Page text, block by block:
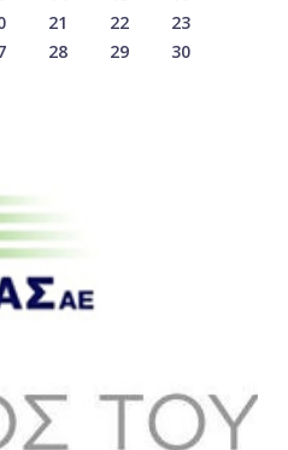
21 22
23
28 29
30